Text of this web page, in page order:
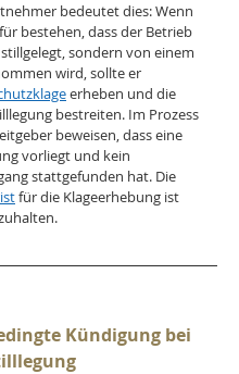
bedeutet dies: Wenn
bestehen, dass der Betrieb
sondern von einem
wird, sollte er
erheben und die
bestreiten. Im Prozess
beweisen, dass eine
vorliegt und kein
stattgefunden hat. Die
für die Klageerhebung ist
Kündigung bei